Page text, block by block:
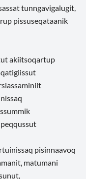
tunngavigalugit,
pissuseqataanik
akiitsoqartup
pisinnaavoq
matumani